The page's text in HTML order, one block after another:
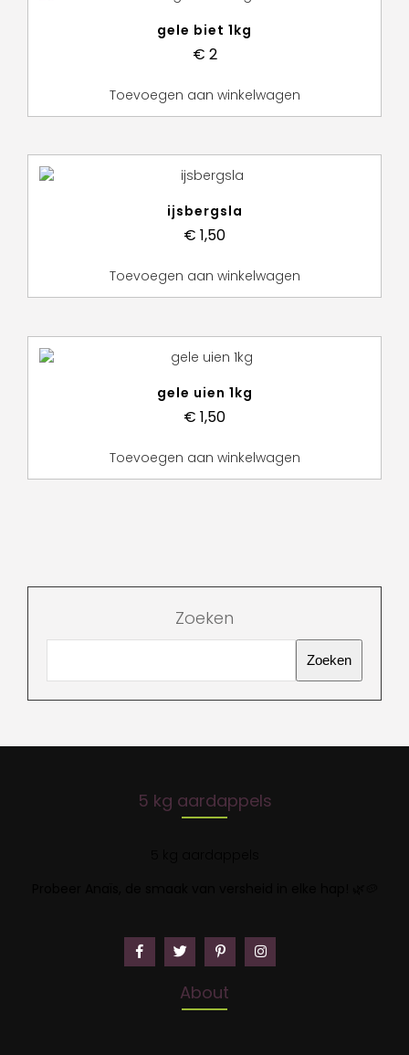
gele biet 1kg
€ 2
Toevoegen aan winkelwagen
ijsbergsla
€ 1,50
Toevoegen aan winkelwagen
gele uien 1kg
€ 1,50
Toevoegen aan winkelwagen
Zoeken
Zoeken
5 kg aardappels
About